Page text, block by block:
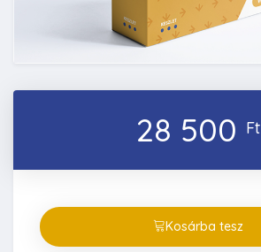
28 500 Ft
Kosárba tesz